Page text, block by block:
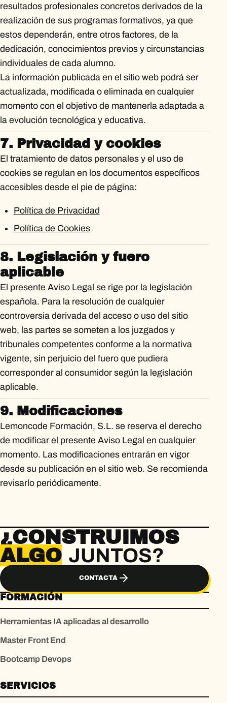
resultados profesionales concretos derivados de la
realización de sus programas formativos, ya que
estos dependerán, entre otros factores, de la
dedicación, conocimientos previos y circunstancias
individuales de cada alumno.
La información publicada en el sitio web podrá ser
actualizada, modificada o eliminada en cualquier
momento con el objetivo de mantenerla adaptada a
la evolución tecnológica y educativa.
7. Privacidad y cookies
El tratamiento de datos personales y el uso de
cookies se regulan en los documentos específicos
accesibles desde el pie de página:
Política de Privacidad
Política de Cookies
8. Legislación y fuero
aplicable
El presente Aviso Legal se rige por la legislación
española. Para la resolución de cualquier
controversia derivada del acceso o uso del sitio
web, las partes se someten a los juzgados y
tribunales competentes conforme a la normativa
vigente, sin perjuicio del fuero que pudiera
corresponder al consumidor según la legislación
aplicable.
9. Modificaciones
Lemoncode Formación, S.L. se reserva el derecho
de modificar el presente Aviso Legal en cualquier
momento. Las modificaciones entrarán en vigor
desde su publicación en el sitio web. Se recomienda
revisarlo periódicamente.
¿CONSTRUIMOS
ALGO JUNTOS?
CONTACTA
FORMACIÓN
Herramientas IA aplicadas al desarrollo
Master Front End
Bootcamp Devops
SERVICIOS